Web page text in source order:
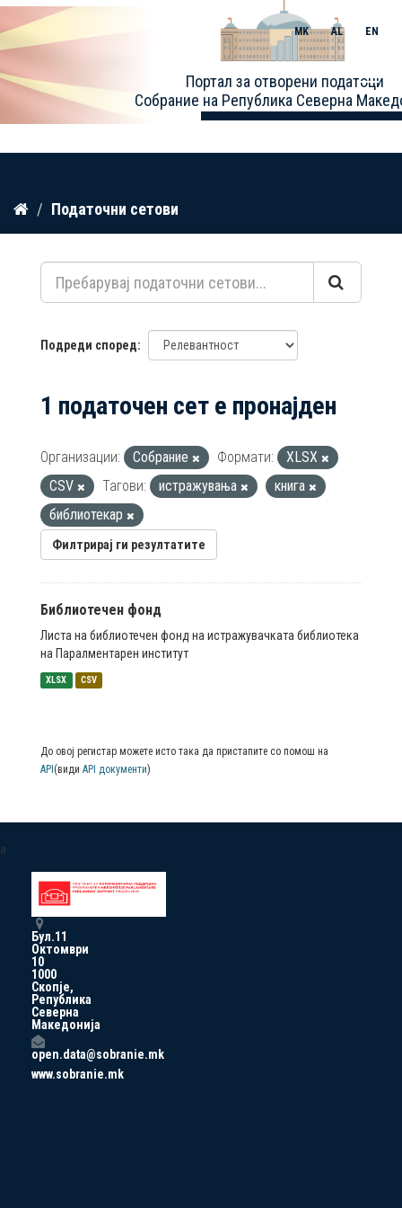
Прескокнете
содржина
Портал за отворени податоци
Собрание на Република Северна
MK AL EN
Toggle
Податочни сетови
Подреди според
1 податочен сет е пронајден
Организации: Собрание Формати:
XLSX
CSV
Тагови: истражувања
книга
библиотекар
Филтрирај ги резултатите
Библиотечен фонд
Листа на библиотечен фонд на истражувачката библиотека
на Паралментарен институт
XLSX CSV
До овој регистар можете исто така да пристапите со помош на
API (види API документи)
a
Бул.11
Октомври
10
1000
Скопје,
Република
Северна
Македонија
open.data@sobranie.mk
www.sobranie.mk